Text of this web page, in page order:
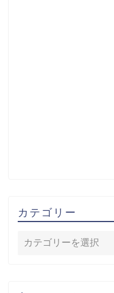
カテゴリー